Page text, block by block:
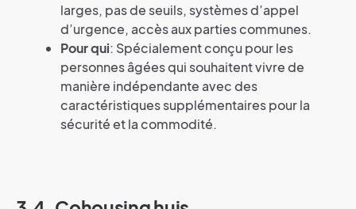
larges, pas de seuils, systèmes d’appel
d’urgence, accès aux parties communes.
Pour qui: Spécialement conçu pour les
personnes âgées qui souhaitent vivre de
manière indépendante avec des
caractéristiques supplémentaires pour la
sécurité et la commodité.